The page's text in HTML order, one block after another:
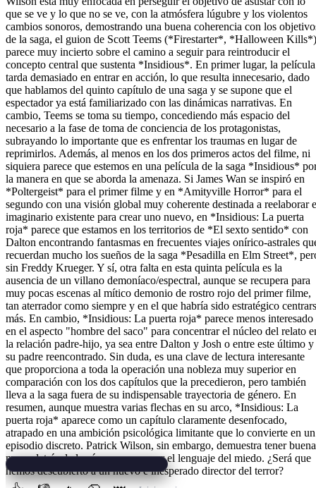
que se ve y lo que no se ve, con la atmósfera lúgubre y los violentos
cambios sonoros, demostrando una buena coherencia con los
de la saga, el guion de Scott Teems (*Firestarter*, *Halloween Kills*)
parece muy incierto sobre el camino a seguir para reintroducir el
concepto central que sustenta *Insidious*. En primer lugar, la película
tarda demasiado en entrar en acción, lo que resulta innecesario, dado
que hablamos del quinto capítulo de una saga y se supone que el
espectador ya está familiarizado con las dinámicas narrativas. En
cambio, Teems se toma su tiempo, concediendo más espacio del
necesario a la fase de toma de conciencia de los protagonistas,
subrayando lo importante que es enfrentar los traumas en lugar de
reprimirlos. Además, al menos en los dos primeros actos del filme, ni
siquiera parece que estemos en una película de la saga *Insidious*
la manera en que se aborda la amenaza. Si James Wan se inspiró en
*Poltergeist* para el primer filme y en *Amityville Horror* para el
segundo con una visión global muy coherente destinada a reelaborar
imaginario existente para crear uno nuevo, en *Insidious: La puerta
roja* parece que estamos en los territorios de *El sexto sentido* con
Dalton encontrando fantasmas en frecuentes viajes onírico-astrales
recuerdan mucho los sueños de la saga *Pesadilla en Elm Street*,
sin Freddy Krueger. Y sí, otra falta en esta quinta película es la
ausencia de un villano demoníaco/espectral, aunque se recupera para
muy pocas escenas al mítico demonio de rostro rojo del primer filme,
tan aterrador como siempre y en el que habría sido estratégico
más. En cambio, *Insidious: La puerta roja* parece menos interesado
en el aspecto "hombre del saco" para concentrar el núcleo del relato
la relación padre-hijo, ya sea entre Dalton y Josh o entre este último y
su padre reencontrado. Sin duda, es una clave de lectura interesante
que proporciona a toda la operación una nobleza muy superior en
comparación con los dos capítulos que la precedieron, pero también
lleva a la saga fuera de su indispensable trayectoria de género. En
resumen, aunque muestra varias flechas en su arco, *Insidious: La
puerta roja* aparece como un capítulo claramente desenfocado,
atrapado en una ambición psicológica limitante que lo convierte en un
episodio discreto. Patrick Wilson, sin embargo, demuestra tener buena
mano detrás de la cámara y conocer el lenguaje del miedo. ¿Será que
hemos descubierto a un nuevo e inesperado director del terror?